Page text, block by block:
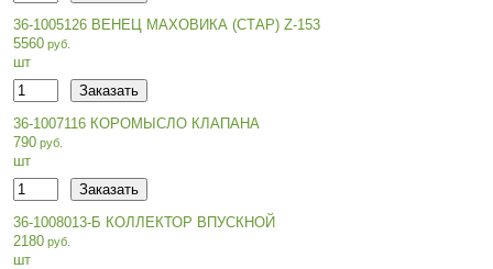
36-1005126 ВЕНЕЦ МАХОВИКА (СТАР) Z-153
5560
шт
36-1007116 КОРОМЫСЛО КЛАПАНА
790
шт
36-1008013-Б КОЛЛЕКТОР ВПУСКНОЙ
2180
шт